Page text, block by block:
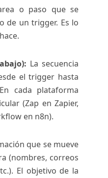
o paso que se
de un trigger. Es lo
La secuencia
el trigger hasta
cada plataforma
(Zap en Zapier,
en n8n).
que se mueve
(nombres, correos
El objetivo de la